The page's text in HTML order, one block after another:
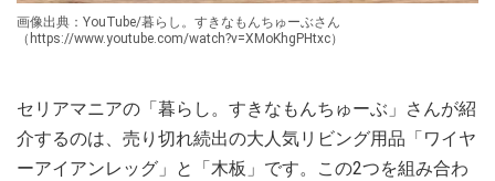
画像出典：YouTube/暮らし。すきなもんちゅーぶさん
（https://www.youtube.com/watch?v=XMoKhgPHtxc）
セリアマニアの「暮らし。すきなもんちゅーぶ」さんが紹
介するのは、売り切れ続出の大人気リビング用品「ワイヤ
ーアイアンレッグ」と「木板」です。この2つを組み合わ